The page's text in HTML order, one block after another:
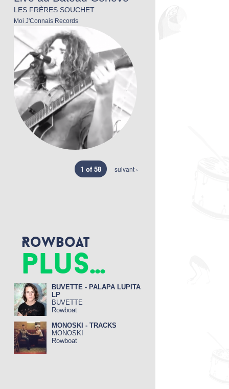
LES FRÈRES SOUCHET
Moi J'Connais Records
1 of 58 suivant ›
Rowboat
plus...
BUVETTE - PALAPA LUPITA
LP
BUVETTE
Rowboat
MONOSKI - TRACKS
MONOSKI
Rowboat